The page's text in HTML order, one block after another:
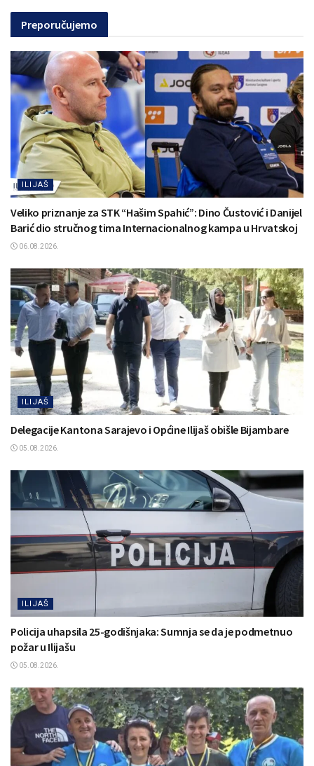
Preporučujemo
ILIJAŠ
Veliko priznanje za STK “Hašim Spahić”: Dino Čustović i Danijel
Barić dio stručnog tima Internacionalnog kampa u Hrvatskoj
06.08.2026.
ILIJAŠ
Delegacije Kantona Sarajevo i Općine Ilijaš obišle Bijambare
05.08.2026.
ILIJAŠ
Policija uhapsila 25-godišnjaka: Sumnja se da je podmetnuo
požar u Ilijašu
05.08.2026.